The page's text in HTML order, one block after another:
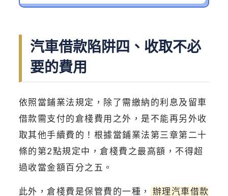
汽車借款陷阱四、收取不必
要的費用
依照當鋪業法規定，除了需繳納的利息及留車
借款需支付的倉棧費用之外，是不能再另外收
取其他手續費的！根據當鋪業法第三章第二十
條的第2點規定中，倉棧費之最高額，不得超
過收當金額百分之五。
此外，倉棧費是保管費的一種， 辦理汽車借款